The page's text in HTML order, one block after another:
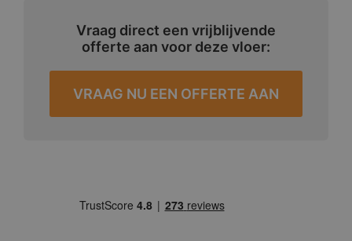
Vraag direct een vrijblijvende
offerte aan voor deze vloer:
VRAAG NU EEN OFFERTE AAN